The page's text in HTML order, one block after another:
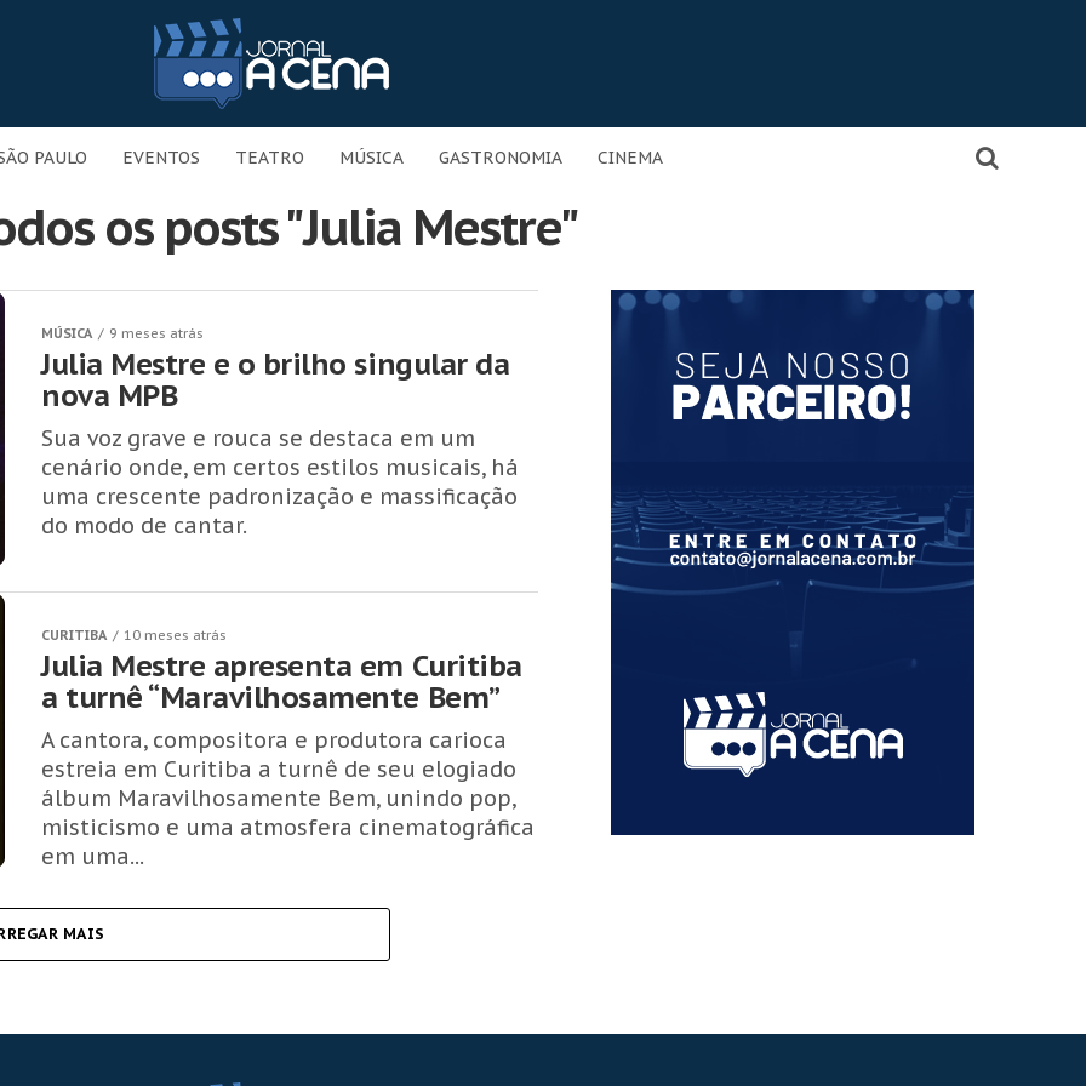
PAULO EVENTOS TEATRO MÚSICA GASTRONOMIA CINEMA
os posts "Julia Mestre"
MÚSICA 9 meses atrás
Julia Mestre e o brilho singular da
nova MPB
Sua voz grave e rouca se destaca em um
cenário onde, em certos estilos musicais, há
uma crescente padronização e massificação
do modo de cantar.
CURITIBA 10 meses atrás
Julia Mestre apresenta em Curitiba
a turnê “Maravilhosamente Bem”
A cantora, compositora e produtora carioca
estreia em Curitiba a turnê de seu elogiado
álbum Maravilhosamente Bem, unindo pop,
misticismo e uma atmosfera cinematográfica
em uma...
MAIS